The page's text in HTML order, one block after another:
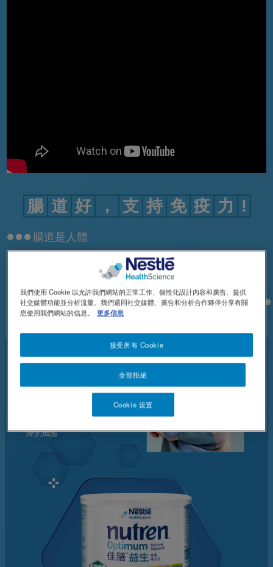
腸 道 好 ， 支 持 免 疫 力 !
腸道是人體
是免疫防禦的核心。
腸道會老化？
其結構與功能退化會造成消化
效率下降與營養吸收受限，
降的風險
我們使用 Cookie 以允許我們網站的正常工作、個性化設計內容和廣告、提供
社交媒體功能並分析流量。我們還同社交媒體、廣告和分析合作夥伴分享有關
您使用我們網站的信息。
更多信息
全部拒絕
接受所有 Cookie
Cookie 设置